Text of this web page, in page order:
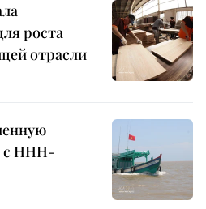
роста
отрасли
с ННН-